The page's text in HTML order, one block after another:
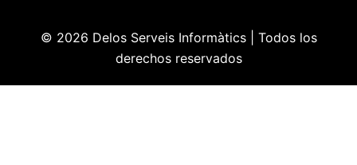
© 2026 Delos Serveis Informàtics | Todos los
derechos reservados